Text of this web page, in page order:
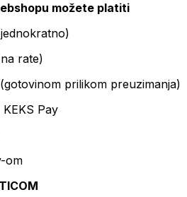
možete platiti
rate)
prilikom preuzimanja)
Pay
om